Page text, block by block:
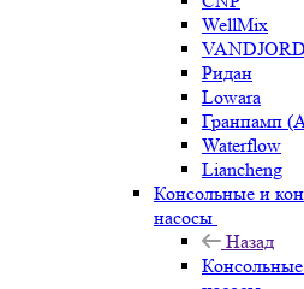
WellMix
VANDJORD
Ридан
Lowara
Гранпамп
Waterflow
Liancheng
Консольные и
насосы
Назад